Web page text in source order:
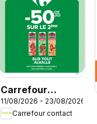
Carrefour
contact
catalogue
11/08/2026 - 23/08/2026
Carrefour contact